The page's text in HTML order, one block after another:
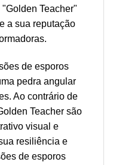
Teacher"
a sua reputação
de esporos
pedra angular
Ao contrário de
Teacher são
visual e
resiliência e
de esporos